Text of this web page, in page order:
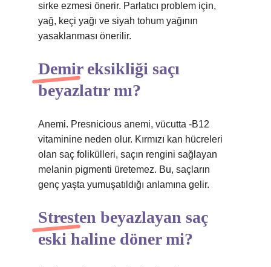
sirke ezmesi önerir. Parlatıcı problem için,
yağ, keçi yağı ve siyah tohum yağının
yasaklanması önerilir.
Demir eksikliği saçı
beyazlatır mı?
Anemi. Presnicious anemi, vücutta -B12
vitaminine neden olur. Kırmızı kan hücreleri
olan saç folikülleri, saçın rengini sağlayan
melanin pigmenti üretemez. Bu, saçların
genç yaşta yumuşatıldığı anlamına gelir.
Stresten beyazlayan saç
eski haline döner mi?